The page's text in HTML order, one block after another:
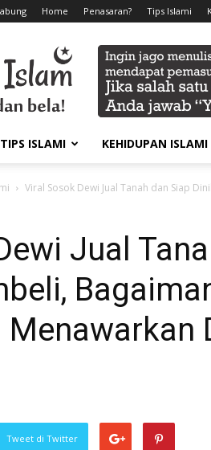
Home Penasaran? Tips Islami
TIPS ISLAMI KEHIDUPAN ISLAMI
Viral Sosok Dewi Jual Tanah dan Siap
Jual
Menawarkan
Tweet di Twitter